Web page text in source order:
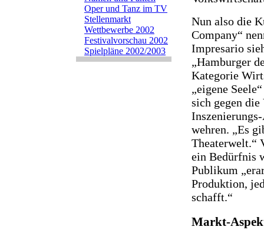
Oper und Tanz im TV
Stellenmarkt
Wettbewerbe 2002
Festivalvorschau 2002
Spielpläne 2002/2003
Nun also die
Company“
Impresario
„Hamburger
Kategorie
„eigene
sich gegen
wehren. „Es
Theaterwelt.“
ein Bedürfnis
Publikum
Produktion,
schafft.“
Markt-